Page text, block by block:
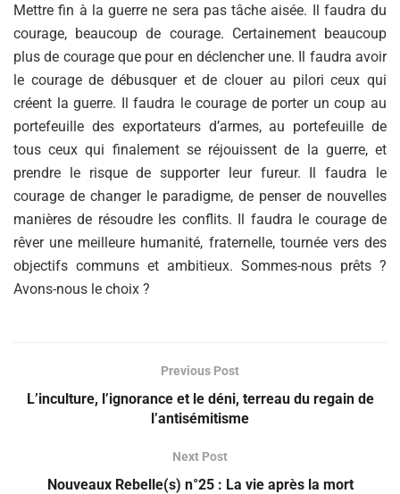
Mettre fin à la guerre ne sera pas tâche aisée. Il faudra du
courage, beaucoup de courage. Certainement beaucoup
plus de courage que pour en déclencher une. Il faudra avoir
le courage de débusquer et de clouer au pilori ceux qui
créent la guerre. Il faudra le courage de porter un coup au
portefeuille des exportateurs d’armes, au portefeuille de
tous ceux qui finalement se réjouissent de la guerre, et
prendre le risque de supporter leur fureur. Il faudra le
courage de changer le paradigme, de penser de nouvelles
manières de résoudre les conflits. Il faudra le courage de
rêver une meilleure humanité, fraternelle, tournée vers des
objectifs communs et ambitieux. Sommes-nous prêts ?
Avons-nous le choix ?
Previous Post
L’inculture, l’ignorance et le déni, terreau du regain de
l’antisémitisme
Next Post
Nouveaux Rebelle(s) n°25 : La vie après la mort